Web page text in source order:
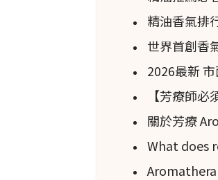
精油香氣排
世界首創香
2026最新
【芳療師
關於芳療
What does